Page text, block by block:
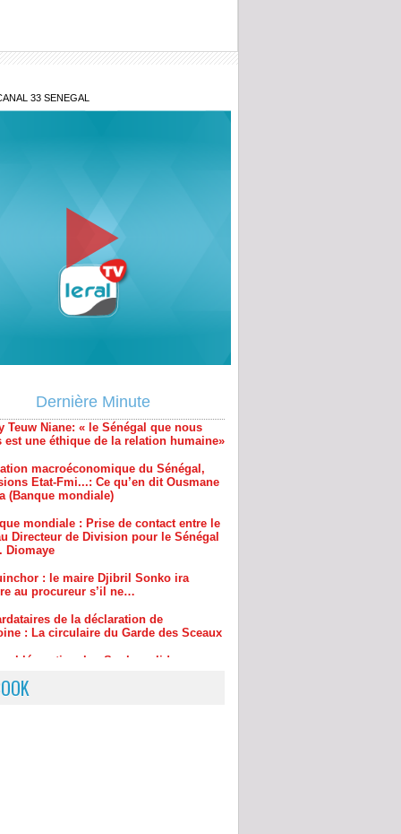
33 SENEGAL
Dernière Minute
Etat-Fmi...: Ce qu’en dit Ousmane
(Banque mondiale)
mondiale : Prise de contact entre le
Directeur de Division pour le Sénégal
Diomaye
: le maire Djibril Sonko ira
au procureur s’il ne…
: La circulaire du Garde des Sceaux
chauds